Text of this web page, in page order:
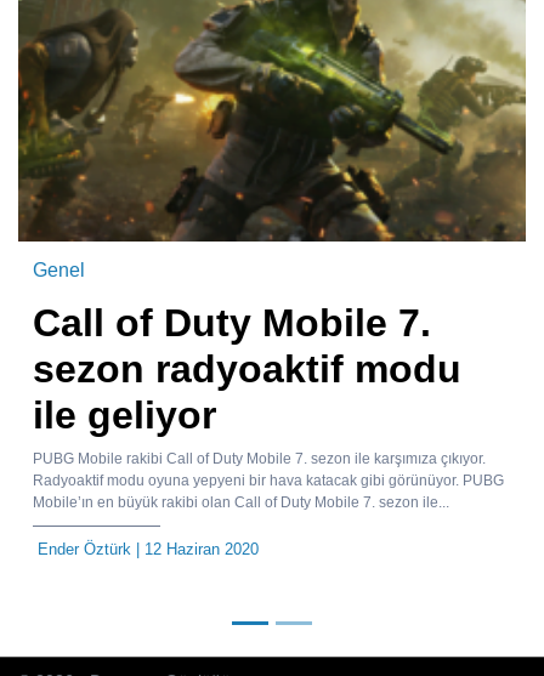
Genel
Call of Duty Mobile 7.
sezon radyoaktif modu
ile geliyor
PUBG Mobile rakibi Call of Duty Mobile 7. sezon ile karşımıza çıkıyor.
Radyoaktif modu oyuna yepyeni bir hava katacak gibi görünüyor. PUBG
Mobile’ın en büyük rakibi olan Call of Duty Mobile 7. sezon ile...
Ender Öztürk | 12 Haziran 2020